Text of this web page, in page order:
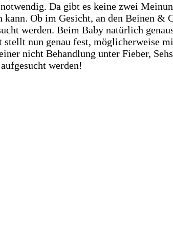
Da gibt es keine zwei
kann. Ob im Gesicht, an den Beinen
werden. Beim Baby natürlich
stellt nun genau fest, möglicherweise
nicht Behandlung unter Fieber,
werden!